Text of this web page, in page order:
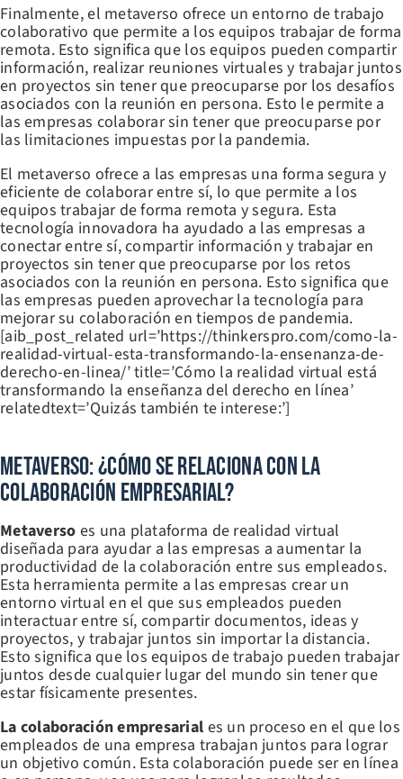
Finalmente, el metaverso ofrece un entorno de trabajo
colaborativo que permite a los equipos trabajar de forma
remota. Esto significa que los equipos pueden compartir
información, realizar reuniones virtuales y trabajar juntos
en proyectos sin tener que preocuparse por los desafíos
asociados con la reunión en persona. Esto le permite a
las empresas colaborar sin tener que preocuparse por
las limitaciones impuestas por la pandemia.
El metaverso ofrece a las empresas una forma segura y
eficiente de colaborar entre sí, lo que permite a los
equipos trabajar de forma remota y segura. Esta
tecnología innovadora ha ayudado a las empresas a
conectar entre sí, compartir información y trabajar en
proyectos sin tener que preocuparse por los retos
asociados con la reunión en persona. Esto significa que
las empresas pueden aprovechar la tecnología para
mejorar su colaboración en tiempos de pandemia.
[aib_post_related url=’https://thinkerspro.com/como-la-
realidad-virtual-esta-transformando-la-ensenanza-de-
derecho-en-linea/’ title=’Cómo la realidad virtual está
transformando la enseñanza del derecho en línea’
relatedtext=’Quizás también te interese:’]
Metaverso: ¿Cómo Se Relaciona Con La
Colaboración Empresarial?
Metaverso es una plataforma de realidad virtual
diseñada para ayudar a las empresas a aumentar la
productividad de la colaboración entre sus empleados.
Esta herramienta permite a las empresas crear un
entorno virtual en el que sus empleados pueden
interactuar entre sí, compartir documentos, ideas y
proyectos, y trabajar juntos sin importar la distancia.
Esto significa que los equipos de trabajo pueden trabajar
juntos desde cualquier lugar del mundo sin tener que
estar físicamente presentes.
La colaboración empresarial es un proceso en el que los
empleados de una empresa trabajan juntos para lograr
un objetivo común. Esta colaboración puede ser en línea